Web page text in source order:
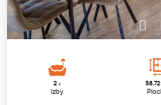
2x
Izby
58.72